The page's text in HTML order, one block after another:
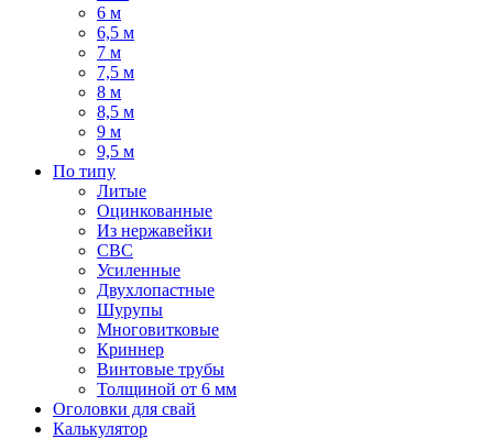
6 м
6,5 м
7 м
7,5 м
8 м
8,5 м
9 м
9,5 м
По типу
Литые
Оцинкованные
Из нержавейки
СВС
Усиленные
Двухлопастные
Шурупы
Многовитковые
Криннер
Винтовые трубы
Толщиной от 6 мм
Оголовки для свай
Калькулятор